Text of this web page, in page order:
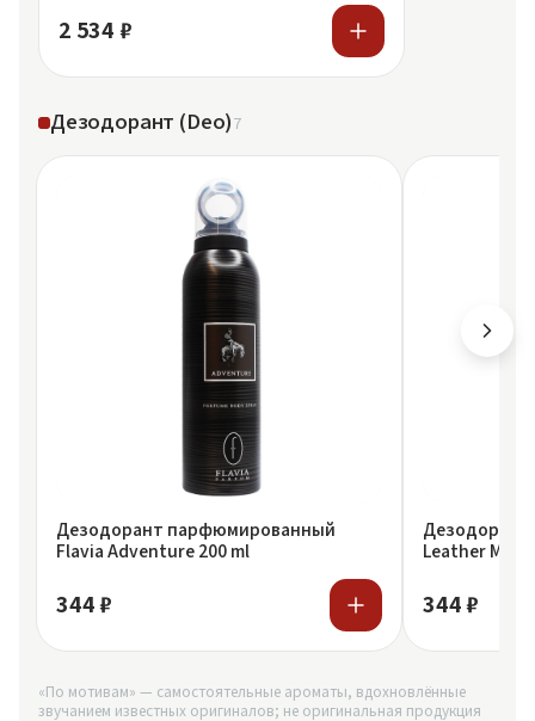
2 534 ₽
Дезодорант (Deo)7
Дезодорант парфюмированный
Flavia Adventure 200 ml
344 ₽
Дезодорант
344 ₽
«По мотивам» — самостоятельные ароматы, вдохновлённые
звучанием известных оригиналов; не оригинальная продукция